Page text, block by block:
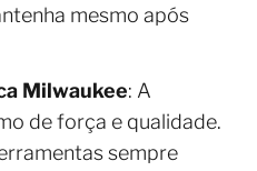
mesmo após
Milwaukee: A
de força e qualidade.
sempre